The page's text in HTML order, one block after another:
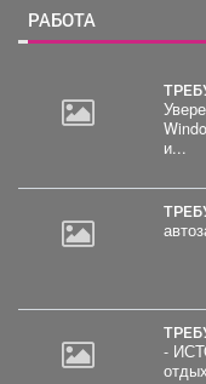
РАБОТА
Windows знание Microsoft
и...
-